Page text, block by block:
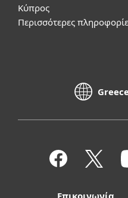
Κύπρος
Περισσότερες
Επικοινωνία